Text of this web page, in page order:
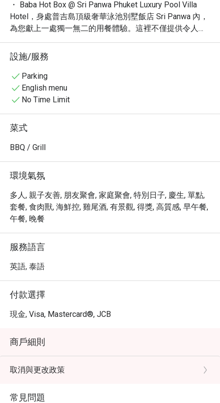
・ Baba Hot Box @ Sri Panwa Phuket Luxury Pool Villa
Hotel，身處普吉島頂級奢華泳池別墅飯店 Sri Panwa 內，
為您獻上一處獨一無二的用餐體驗。這裡不僅提供令人驚
嘆的壯麗景色，更瀰漫著濃厚的度假氛圍。網友一致好
評，認為這裡擁有「渡假村」、「夕陽」、「美」等絕佳
體驗，是放鬆身心的理想之地。
・ 坐擁一望無際的蔚藍海景，Baba Hot Box 讓你沉浸在五
星級的奢華享受中。您可以在此品嚐精緻的國際美食，或
是在私人海灘旁悠閒地享受美好時光。無論是品味一場視
這裡都將是您難忘的旅程。
・ 透過 Eatigo 預訂 Baba Hot Box，您可以享有最高 5 折
的獨家優惠，以超值的價格體驗這場極致的味蕾盛宴。立
彩！
設施/服務
Parking
English menu
No Time Limit
菜式
BBQ / Grill
環境氣氛
多人, 親子友善, 朋友聚會, 家庭聚會, 特別日子, 慶生, 單點,
套餐, 食肉獸, 海鮮控, 雞尾酒, 有景觀, 得獎, 高質感, 早午餐,
午餐, 晚餐
服務語言
英語, 泰語
付款選擇
現金, Visa, Mastercard®, JCB
商戶細則
取消與更改政策
常見問題